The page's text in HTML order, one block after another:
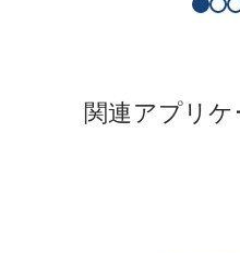
関連アプリ